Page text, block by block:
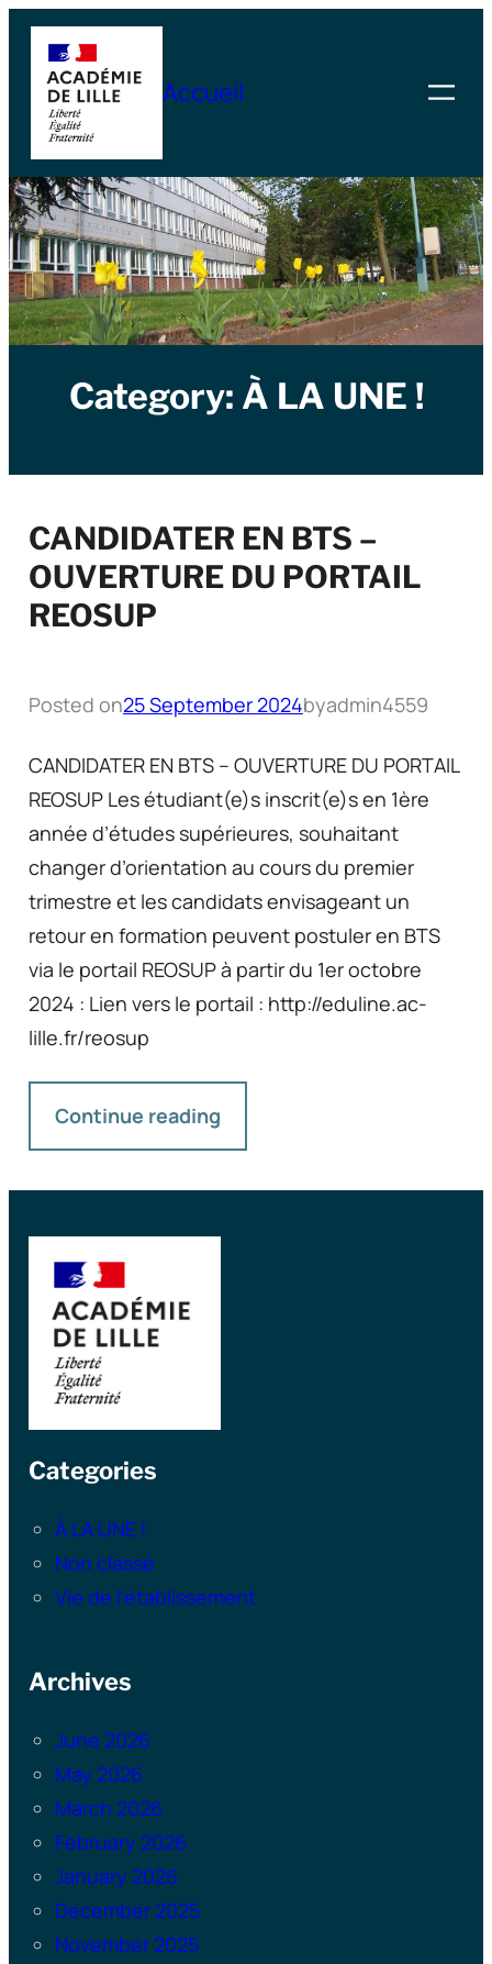
Skip
content
Accueil
Category: À LA UNE !
CANDIDATER EN BTS –
OUVERTURE DU PORTAIL
REOSUP
Posted on25 September 2024byadmin4559
CANDIDATER EN BTS – OUVERTURE DU PORTAIL
REOSUP Les étudiant(e)s inscrit(e)s en 1ère
année d’études supérieures, souhaitant
changer d’orientation au cours du premier
trimestre et les candidats envisageant un
retour en formation peuvent postuler en BTS
via le portail REOSUP à partir du 1er octobre
2024 : Lien vers le portail : http://eduline.ac-
lille.fr/reosup
Continue reading
Categories
À LA UNE !
Non classé
Vie de l'établissement
Archives
June 2026
May 2026
March 2026
February 2026
January 2026
December 2025
November 2025